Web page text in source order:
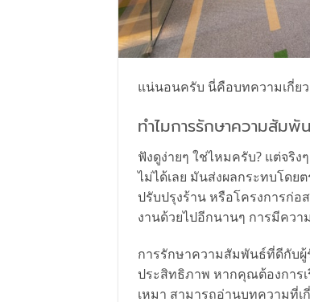
แน่นอนครับ นี่คือบทความเกี่ย
ทำไมการรักษาความสัม
ฟังดูง่ายๆ ใช่ไหมครับ? แต่จริ
ไม่ได้เลย มันส่งผลกระทบโดย
ปรับปรุงร้าน หรือโครงการก่
งานด้วยไปอีกนานๆ การมีคว
การรักษาความสัมพันธ์ที่ดีกับผู้
ประสิทธิภาพ หากคุณต้องการ
เหมา สามารถอ่านบทความที่เ